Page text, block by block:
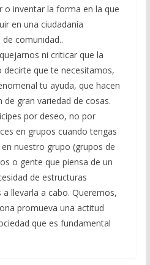
o inventar la forma en la que
en una ciudadanía
comunidad..
ni criticar que la
que te necesitamos,
tu ayuda, que hacen
gran variedad de cosas.
por deseo, no por
en grupos cuando tengas
nuestro grupo (grupos de
o gente que piensa de un
de estructuras
llevarla a cabo. Queremos,
promueva una actitud
que es fundamental